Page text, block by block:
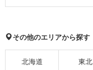
その他のエリアから探す
北海道 東北